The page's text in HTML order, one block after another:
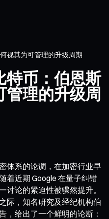
视其为可管理的升级周期
特币：伯恩斯
理的升级周
体系的论调，在加密行业早
着近期 Google 在量子纠错
讨论的紧迫性被骤然提升。
际，知名研究及经纪机构伯
，给出了一个鲜明的论断：